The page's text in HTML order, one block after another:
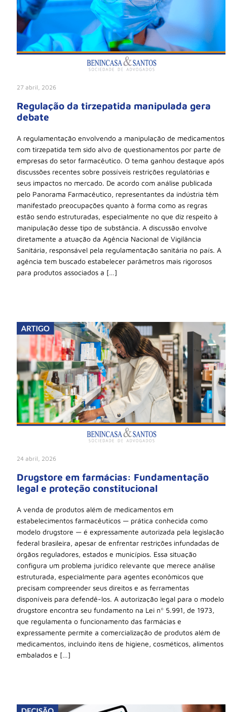
27 abril, 2026
Regulação da tirzepatida manipulada gera
debate
A regulamentação envolvendo a manipulação de medicamentos
com tirzepatida tem sido alvo de questionamentos por parte de
empresas do setor farmacêutico. O tema ganhou destaque após
discussões recentes sobre possíveis restrições regulatórias e
seus impactos no mercado. De acordo com análise publicada
pelo Panorama Farmacêutico, representantes da indústria têm
manifestado preocupações quanto à forma como as regras
estão sendo estruturadas, especialmente no que diz respeito à
manipulação desse tipo de substância. A discussão envolve
diretamente a atuação da Agência Nacional de Vigilância
Sanitária, responsável pela regulamentação sanitária no país. A
agência tem buscado estabelecer parâmetros mais rigorosos
para produtos associados a […]
24 abril, 2026
Drugstore em farmácias: Fundamentação
legal e proteção constitucional
A venda de produtos além de medicamentos em
estabelecimentos farmacêuticos — prática conhecida como
modelo drugstore — é expressamente autorizada pela legislação
federal brasileira, apesar de enfrentar restrições infundadas de
órgãos reguladores, estados e municípios. Essa situação
configura um problema jurídico relevante que merece análise
estruturada, especialmente para agentes econômicos que
precisam compreender seus direitos e as ferramentas
disponíveis para defendê-los. A autorização legal para o modelo
drugstore encontra seu fundamento na Lei nº 5.991, de 1973,
que regulamenta o funcionamento das farmácias e
expressamente permite a comercialização de produtos além de
medicamentos, incluindo itens de higiene, cosméticos, alimentos
embalados e […]